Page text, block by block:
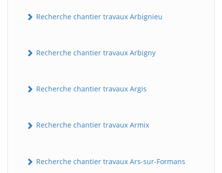
Recherche chantier travaux Arbignieu
Recherche chantier travaux Arbigny
Recherche chantier travaux Argis
Recherche chantier travaux Armix
Recherche chantier travaux Ars-sur-Formans